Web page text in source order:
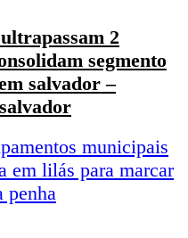
2
segmento
salvador –